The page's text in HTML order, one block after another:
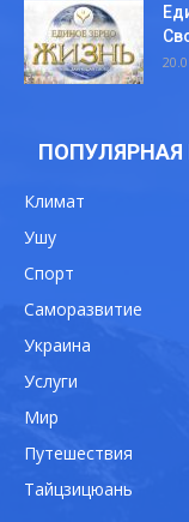
ПОПУЛЯРНАЯ
Климат
Ушу
Спорт
Саморазвитие
Украина
Услуги
Мир
Путешествия
Тайцзицюань